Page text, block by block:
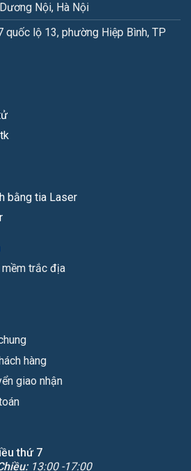
Nội, Hà Nội
quốc lộ 13, phường Hiệp Bình, TP
bằng tia Laser
mềm trắc địa
hàng
giao nhận
thứ 7
13:00 -17:00